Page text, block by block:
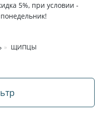
5%, при условии -
ЩИПЦЫ